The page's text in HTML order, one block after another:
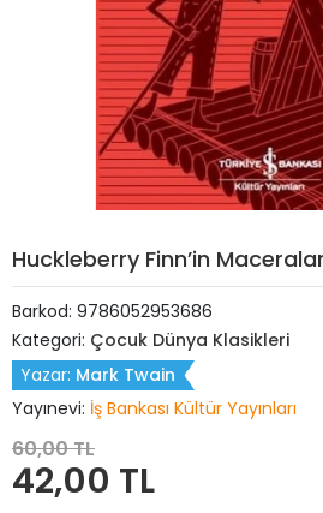
Huckleberry Finn’in
Barkod: 9786052953686
Kategori: Çocuk Dünya Klasikleri
Yazar: Mark Twain
Yayınevi: İş Bankası Kültür Yayınları
60,00 TL
42,00 TL